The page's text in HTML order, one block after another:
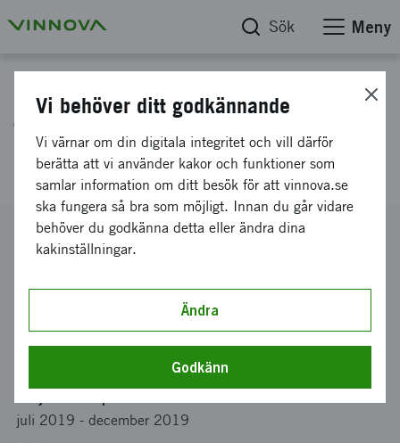
Sök Meny
The information empowered
patient
Diarienummer
2019-03474
Koordinator
CNS
Bidrag från Vinnova
juli 2019 - december 2019
Vi behöver ditt godkännande
Vi värnar om din digitala integritet och vill därför
berätta att vi använder kakor och funktioner som
samlar information om ditt besök för att vinnova.se
ska fungera så bra som möjligt. Innan du går vidare
behöver du godkänna detta eller ändra dina
kakinställningar.
Ändra
Godkänn